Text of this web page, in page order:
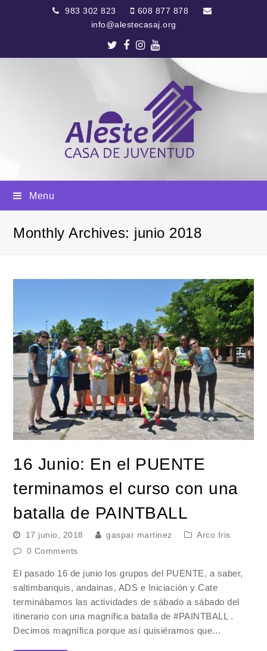
983 302 823
608 877 878
info@alestecasaj.org
Twitter
Facebook
Instagram
Youtube
Menu
Monthly Archives: junio 2018
16 Junio: En el PUENTE
terminamos el curso con una
batalla de PAINTBALL
17 junio, 2018 gaspar martinez
Arco Iris
0 Comments
El pasado 16 de junio los grupos del PUENTE, a saber,
saltimbanquis, andainas, ADS e Iniciación y Cate
terminábamos las actividades de sábado a sábado del
itinerario con una magnífica batalla de #PAINTBALL .
Decimos magnífica porque así quisiéramos que…